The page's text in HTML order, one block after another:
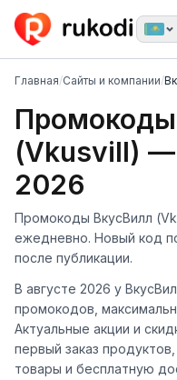
Главная/Сайты и компании/
(Vkusvill) —
2026
Промокоды ВкусВилл
ежедневно. Новый код
после публикации.
В августе 2026 у
промокодов,
Актуальные акции и
первый заказ
товары и бесплатную